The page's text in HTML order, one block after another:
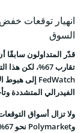
انهيار توقعات
السوق
قدّر المتداولون
الفيدرالي المتشددة